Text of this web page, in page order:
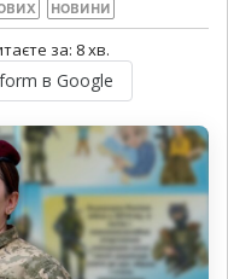
НОВИНИ
за: 8хв.
в Google